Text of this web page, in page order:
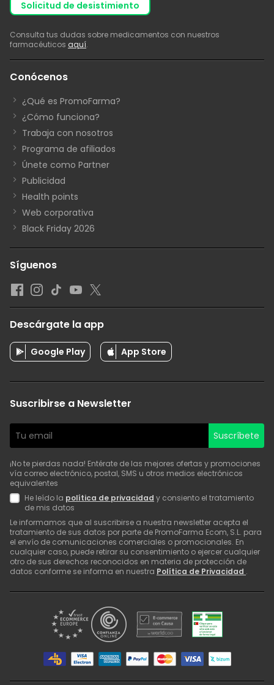
solicitud de desistimiento
Consulta tus dudas sobre medicamentos con nuestros
farmacéuticos aquí.
Conócenos
¿Qué es PromoFarma?
¿Cómo funciona?
Trabaja con nosotros
Programa de afiliados
Únete como Partner
Publicidad
Health points
Web corporativa
Black Friday 2026
Síguenos
Descárgate la app
Google Play App Store
Suscribirse a Newsletter
Suscríbete
¡No te pierdas nada! Entérate de las mejores ofertas y promociones
vía correo electrónico, postal, SMS u otros medios electrónicos
equivalentes
He leído la política de privacidad y consiento el tratamiento
de mis datos
Le informamos que al suscribirse a nuestra newsletter acepta el
tratamiento de sus datos por parte de PromoFarma Ecom, S.L. para
el envío de comunicaciones comerciales o promocionales. En
cualquier caso, puede retirar su consentimiento o ejercer cualquier
otro de sus derechos reconocidos en materia de protección de
datos conforme se informa en nuestra Política de Privacidad .